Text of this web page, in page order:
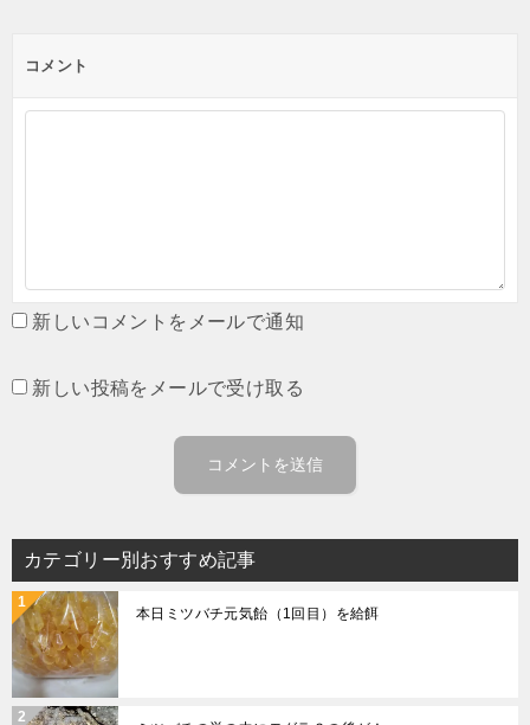
コメント
新しいコメントをメールで通知
新しい投稿をメールで受け取る
カテゴリー別おすすめ記事
本日ミツバチ元気飴（1回目）を給餌